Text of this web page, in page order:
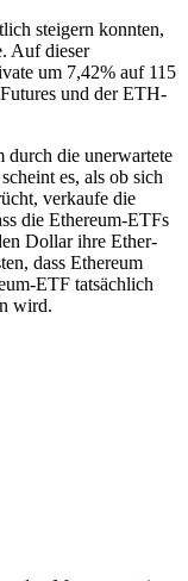
steigern konnten,
Auf dieser
um 7,42% auf 115
und der ETH-
durch die unerwartete
es, als ob sich
verkaufe die
die Ethereum-ETFs
Dollar ihre Ether-
dass Ethereum
ETF tatsächlich
wird.